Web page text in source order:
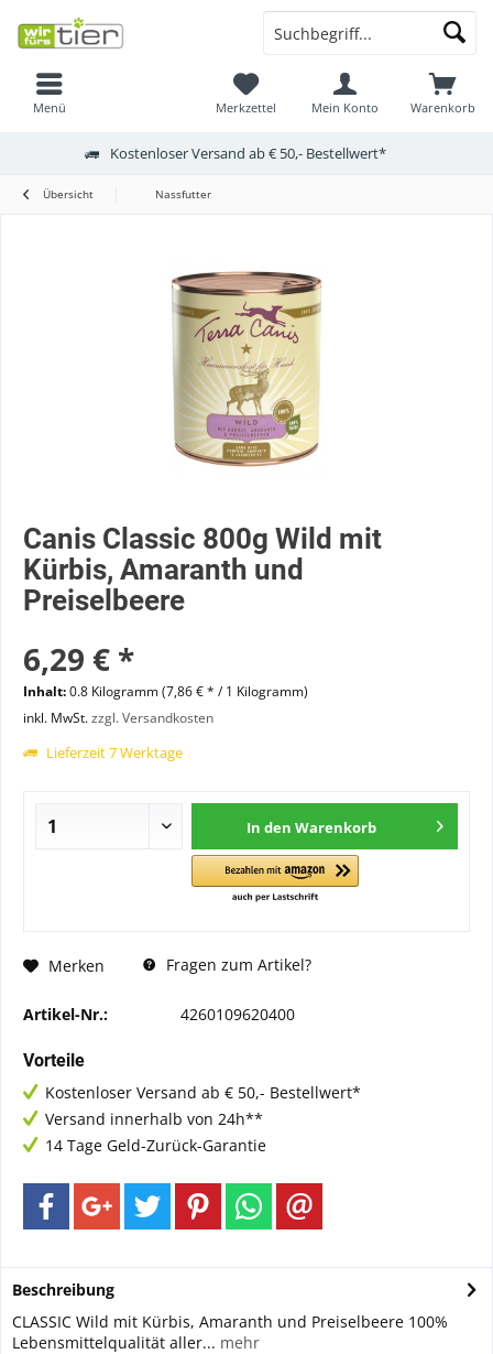
Menü Warenkorb
Merkzettel Mein Konto
Kostenloser Versand ab € 50,- Bestellwert*
Übersicht Nassfutter
Canis Classic 800g Wild mit
Kürbis, Amaranth und
Preiselbeere
6,29 € *
Inhalt:0.8 Kilogramm (7,86 € * / 1 Kilogramm)
inkl. MwSt.zzgl. Versandkosten
Lieferzeit 7 Werktage
In den Warenkorb
Merken Fragen zum Artikel?
Artikel-Nr.: 4260109620400
Vorteile
Kostenloser Versand ab € 50,- Bestellwert*
Versand innerhalb von 24h**
14 Tage Geld-Zurück-Garantie
Beschreibung
CLASSIC Wild mit Kürbis, Amaranth und Preiselbeere 100%
Lebensmittelqualität aller... mehr